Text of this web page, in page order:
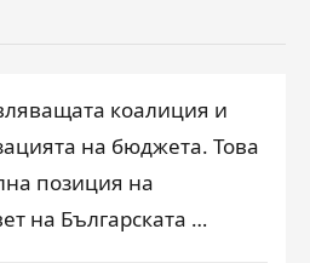
коалиция и
на бюджета. Toва
позиция на
на Българската …